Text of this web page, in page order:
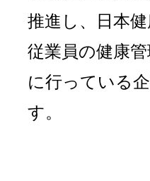
推進し、日本
従業員の健康
に行っている
す。